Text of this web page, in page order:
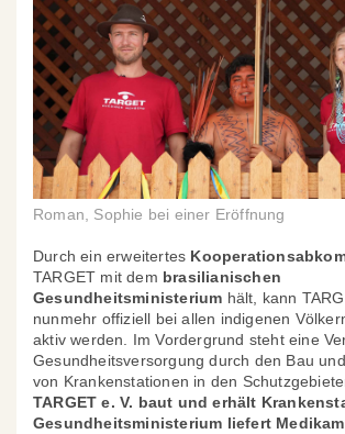
Roman, Sophie bei einer Eröffnung
Durch ein erweitertes
TARGET mit dem brasilianischen
Gesundheitsministerium hält, kann
nunmehr offiziell bei allen indigenen
aktiv werden. Im Vordergrund steht eine
Gesundheitsversorgung durch den Bau
von Krankenstationen in den
TARGET e. V. baut und erhält
Gesundheitsministerium liefert